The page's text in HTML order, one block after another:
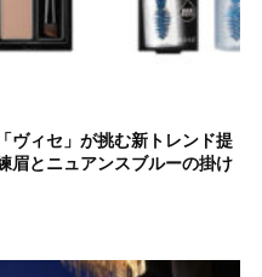
ヴィセ」が挑む新トレンド提
眉とニュアンスブルーの掛け